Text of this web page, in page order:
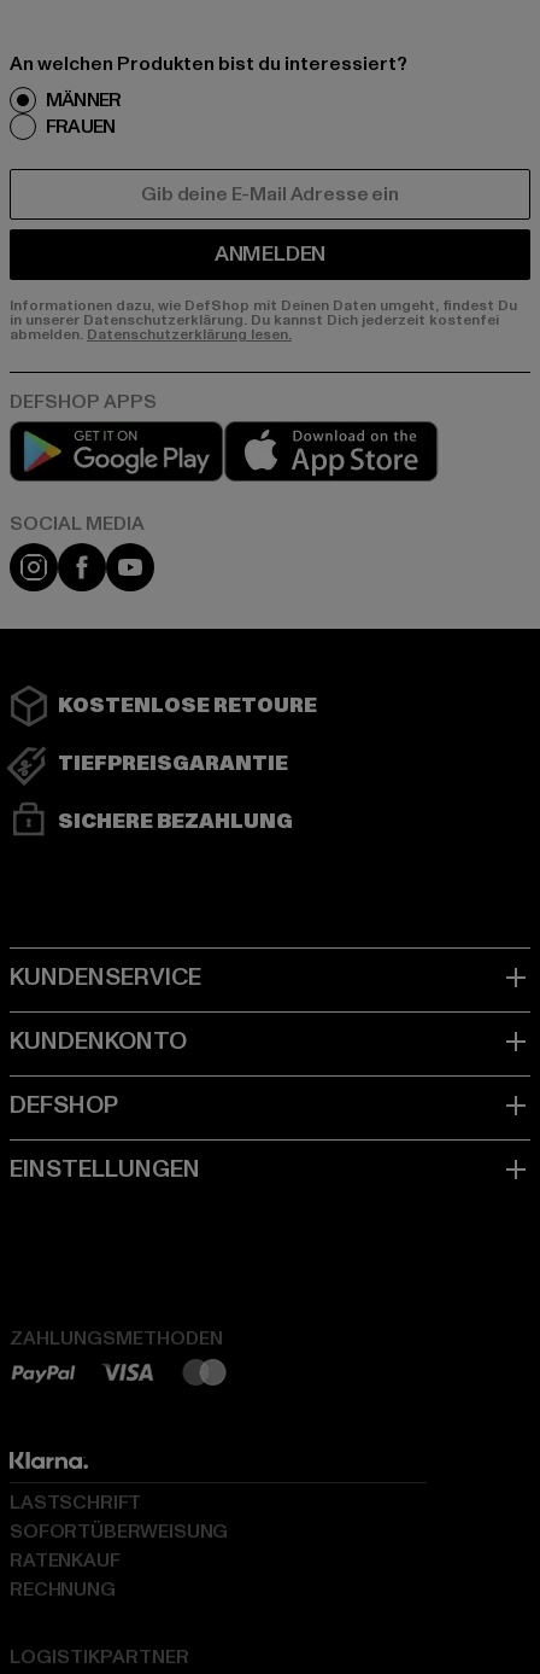
An welchen Produkten bist du interessiert?
MÄNNER
FRAUEN
ANMELDEN
Informationen dazu, wie DefShop mit Deinen Daten umgeht, findest Du
in unserer Datenschutzerklärung. Du kannst Dich jederzeit kostenfei
abmelden. Datenschutzerklärung lesen.
Play market
Instagram
FacebookYouTube
KOSTENLOSE RETOURE
TIEFPREISGARANTIE
SICHERE BEZAHLUNG
ZAHLUNGSMETHODEN
LOGISTIKPARTNER
LASTSCHRIFT
SOFORTÜBERWEISUNG
RATENKAUF
RECHNUNG